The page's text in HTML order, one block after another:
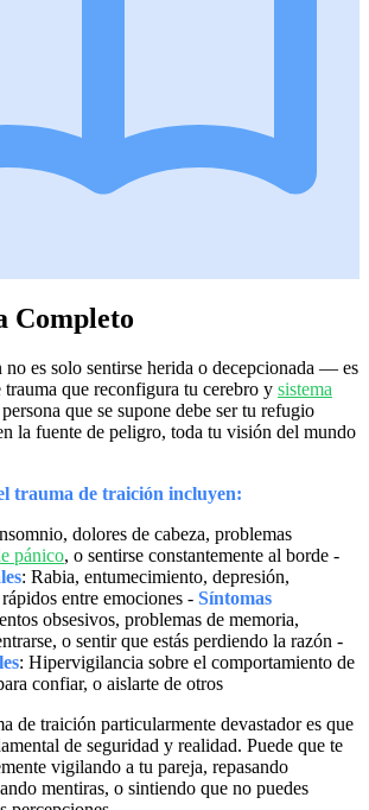
Completo
es solo sentirse herida o decepcionada — es
que reconfigura tu cerebro y sistema
que se supone debe ser tu refugio
la fuente de peligro, toda tu visión del mundo
trauma de traición incluyen:
dolores de cabeza, problemas
pánico, o sentirse constantemente al borde -
: Rabia, entumecimiento, depresión,
entre emociones - Síntomas
obsesivos, problemas de memoria,
o sentir que estás perdiendo la razón -
: Hipervigilancia sobre el comportamiento de
confiar, o aislarte de otros
de traición particularmente devastador es que
de seguridad y realidad. Puede que te
vigilando a tu pareja, repasando
mentiras, o sintiendo que no puedes